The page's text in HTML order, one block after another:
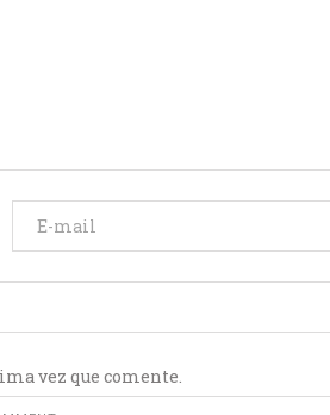
vez que comente.